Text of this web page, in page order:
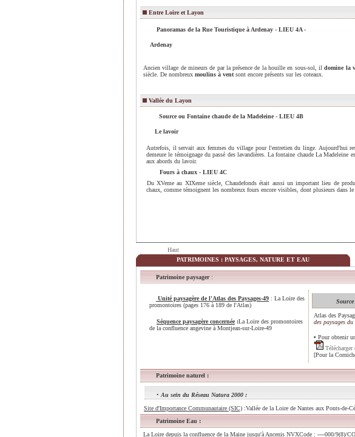
Entre Loire et Layon
Panoramas de la Rue Touristique à Ardenay - LIEU 4A -
Ardenay
Ancien village de mineurs de par la présence de la houille en sous-sol, ildomine la
siècle. De nombreux moulins à vent sont encore présents sur les coteaux.
Vallée du Layon
Source ou Fontaine chaude de la Madeleine - LIEU 4B
Le lavoir
Autrefois, il servait aux femmes du village pour l'entretien du linge. Aujourd'hui
demeure le témoignage du passé des lavandières. La fontaine chaude La Madeleine
aux abords du lavoir.
Fours à chaux - LIEU 4C
Du XVeme au XIXeme siècle, Chaudefonds était aussi un important lieu de
chaux, comme témoignent les nombreux fours encore visibles, dont plusieurs dans le
Haut
PATRIMOINES : PAYSAGES, NATURE ET EAU
Patrimoine paysager :
Unité paysagère de l'Atlas des Paysages-49 : La Loire des
promontoires (pages 176 à 189 de l'Atlas)
Séquence paysagère concernée :La Loire des promontoires
de la confluence angevine à Montjean-sur-Loire-49
Atlas des
des paysages
• Pour obtenir
[Pour la
Patrimoine naturel :
• Au sein du Réseau Natura 2000 :
Site d'Importance Communautaire (SIC) :Vallée de la Loire de Nantes aux Ponts-de-
Patrimoine Eau :
La Loire depuis la confluence de la Maine jusqu'à Ancenis NVXCode : ----000/9(8)/